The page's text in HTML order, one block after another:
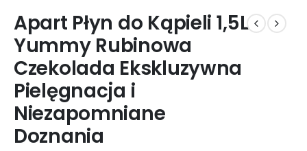
Apart Płyn do Kąpieli 1,5L
Yummy Rubinowa
Czekolada Ekskluzywna
Pielęgnacja i
Niezapomniane
Doznania